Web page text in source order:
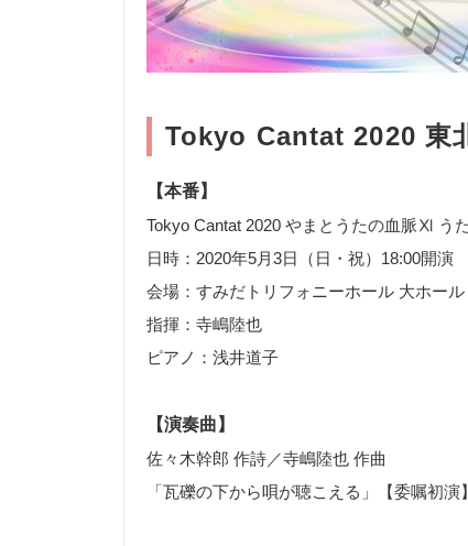
Tokyo Cantat 2020 東
【本番】
Tokyo Cantat 2020 やまとうたの血脈Ⅺ う
日時：2020年5月3日（日・祝）18:00開演
会場：すみだトリフォニーホール 大ホール
指揮：寺嶋陸也
ピアノ：浅井道子
【演奏曲】
佐々木幹郎 作詩／寺嶋陸也 作曲
「瓦礫の下から唄が聴こえる」【委嘱初演】